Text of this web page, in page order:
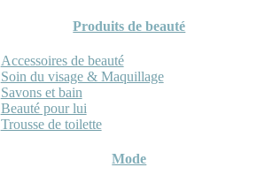
Produits de beauté
Accessoires de beauté
Soin du visage & Maquillage
Savons et bain
Beauté pour lui
Trousse de toilette
Mode